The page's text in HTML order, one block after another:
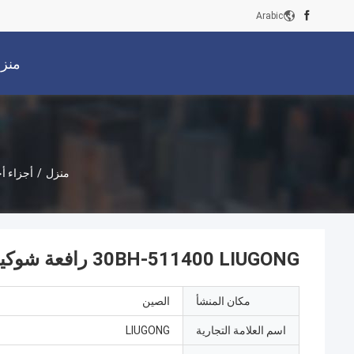
Arabic
منزل / أجزاء
30BH-511400 LIUGONG رافعة شوكية أسطوانة رئيسية HC2-3T مع كأس
مكان المنشأ الصين
اسم العلامة التجارية LIUGONG